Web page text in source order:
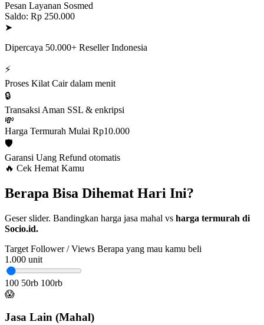
Pesan Layanan Sosmed
Saldo: Rp 250.000
➤
Dipercaya 50.000+ Reseller Indonesia
⚡
Proses Kilat Cair dalam menit
🔒
Transaksi Aman SSL & enkripsi
💸
Harga Termurah Mulai Rp10.000
🛡️
Garansi Uang Refund otomatis
🔥 Cek Hemat Kamu
Berapa Bisa Dihemat Hari Ini?
Geser slider. Bandingkan harga jasa mahal vs harga termurah di
Socio.id.
Target Follower / Views Berapa yang mau kamu beli
1.000 unit
100 50rb 100rb
😱
Jasa Lain (Mahal)